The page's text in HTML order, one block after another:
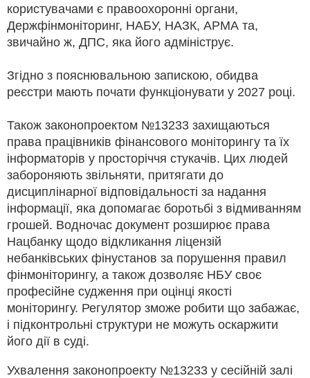
користувачами є правоохоронні органи,
Держфінмоніторинг, НАБУ, НАЗК, АРМА та,
звичайно ж, ДПС, яка його адмініструє.
Згідно з пояснювальною запискою, обидва
реєстри мають почати функціонувати у 2027 році.
Також законопроектом №13233 захищаються
права працівників фінансового моніторингу та їх
інформаторів у просторіччя стукачів. Цих людей
забороняють звільняти, притягати до
дисциплінарної відповідальності за надання
інформації, яка допомагає боротьбі з відмиванням
грошей. Водночас документ розширює права
Нацбанку щодо відкликання ліцензій
небанківських фінустанов за порушення правил
фінмоніторингу, а також дозволяє НБУ своє
професійне судження при оцінці якості
моніторингу. Регулятор зможе робити що забажає,
і підконтрольні структури не можуть оскаржити
його дії в суді.
Ухвалення законопроекту №13233 у сесійній залі